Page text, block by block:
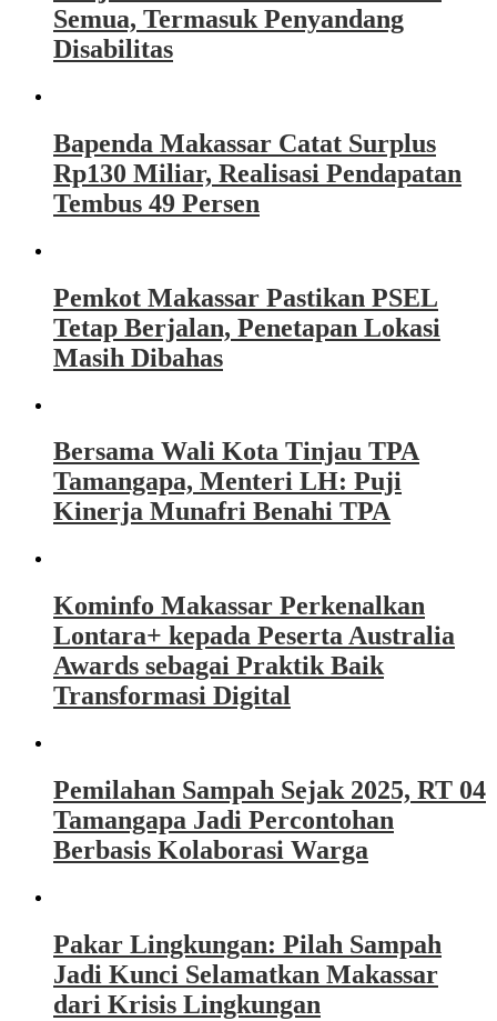
Semua, Termasuk Penyandang
Disabilitas
Bapenda Makassar Catat Surplus
Rp130 Miliar, Realisasi Pendapatan
Tembus 49 Persen
Pemkot Makassar Pastikan PSEL
Tetap Berjalan, Penetapan Lokasi
Masih Dibahas
Bersama Wali Kota Tinjau TPA
Tamangapa, Menteri LH: Puji
Kinerja Munafri Benahi TPA
Kominfo Makassar Perkenalkan
Lontara+ kepada Peserta Australia
Awards sebagai Praktik Baik
Transformasi Digital
Pemilahan Sampah Sejak 2025, RT 04
Tamangapa Jadi Percontohan
Berbasis Kolaborasi Warga
Pakar Lingkungan: Pilah Sampah
Jadi Kunci Selamatkan Makassar
dari Krisis Lingkungan